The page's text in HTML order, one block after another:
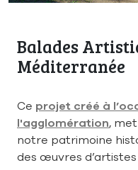
Balades
Méditerranée
Ce projet créé à
l'agglomération,
notre patrimoine
des œuvres